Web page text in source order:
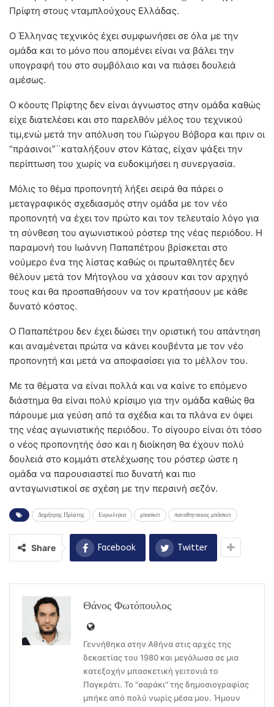
Πρίφτη στους νταμπλούχους Ελλάδας.
Ο Έλληνας τεχνικός έχει συμφωνήσει σε όλα με την
ομάδα και το μόνο που απομένει είναι να βάλει την
υπογραφή του στο συμβόλαιο και να πιάσει δουλειά
αμέσως.
Ο κόουτς Πρίφτης δεν είναι άγνωστος στην ομάδα καθώς
είχε διατελέσει και στο παρελθόν μέλος του τεχνικού
τιμ,ενώ μετά την απόλυση του Γιώργου Βόβορα και πριν οι
“πράσινοι”¨καταλήξουν στον Κάτας, είχαν ψάξει την
περίπτωση του χωρίς να ευδοκιμήσει η συνεργασία.
Μόλις το θέμα προπονητή λήξει σειρά θα πάρει ο
μεταγραφικός σχεδιασμός στην ομάδα με τον νέο
προπονητή να έχει τον πρώτο και τον τελευταίο λόγο για
τη σύνθεση του αγωνιστικού ρόστερ της νέας περιόδου. Η
παραμονή του Ιωάννη Παπαπέτρου βρίσκεται στο
νούμερο ένα της λίστας καθώς οι πρωταθλητές δεν
θέλουν μετά τον Μήτογλου να χάσουν και τον αρχηγό
τους και θα προσπαθήσουν να τον κρατήσουν με κάθε
δυνατό κόστος.
Ο Παπαπέτρου δεν έχει δώσει την οριστική του απάντηση
και αναμένεται πρώτα να κάνει κουβέντα με τον νέο
προπονητή και μετά να αποφασίσει για το μέλλον του.
Με τα θέματα να είναι πολλά και να καίνε το επόμενο
διάστημα θα είναι πολύ κρίσιμο για την ομάδα καθώς θα
πάρουμε μια γεύση από τα σχέδια και τα πλάνα εν όψει
της νέας αγωνιστικής περιόδου. Το σίγουρο είναι ότι τόσο
ο νέος προπονητής όσο και η διοίκηση θα έχουν πολύ
δουλειά στο κομμάτι στελέχωσης του ρόστερ ώστε η
ομάδα να παρουσιαστεί πιο δυνατή και πιο
ανταγωνιστικοί σε σχέση με την περσινή σεζόν.
Δημήτρης Πρίφτης Ευρωλιγκα μπασκετ παναθηναικος μπάσκετ
Share Facebook Twitter
Θάνος Φωτόπουλος
Γεννήθηκα στην Αθήνα στις αρχές της
δεκαετίας του 1980 και μεγάλωσα σε μια
κατεξοχήν μπασκετική γειτονιά το
Παγκράτι. Το "σαράκι" της δημοσιογραφίας
μπήκε από πολύ νωρίς μέσα μου. Ήμουν